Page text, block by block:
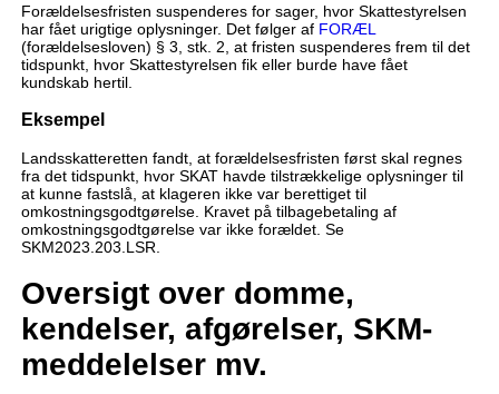
Forældelsesfristen suspenderes for sager, hvor Skattestyrelsen
har fået urigtige oplysninger. Det følger af FORÆL
(forældelsesloven) § 3, stk. 2, at fristen suspenderes frem til det
tidspunkt, hvor Skattestyrelsen fik eller burde have fået
kundskab hertil.
Eksempel
Landsskatteretten fandt, at forældelsesfristen først skal regnes
fra det tidspunkt, hvor SKAT havde tilstrækkelige oplysninger til
at kunne fastslå, at klageren ikke var berettiget til
omkostningsgodtgørelse. Kravet på tilbagebetaling af
omkostningsgodtgørelse var ikke forældet. Se
SKM2023.203.LSR.
Oversigt over domme,
kendelser, afgørelser, SKM-
meddelelser mv.